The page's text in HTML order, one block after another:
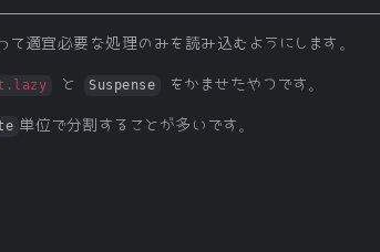
適宜必要な処理のみを読み込むようにします。
と Suspense をかませたやつです。
単位で分割することが多いです。